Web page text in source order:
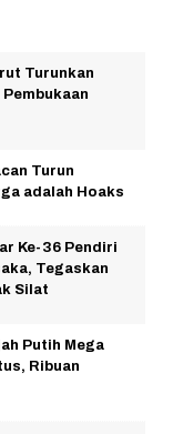
Turunkan
Turun
adalah Hoaks
Ke-36 Pendiri
Tegaskan
Silat
Putih Mega
Ribuan